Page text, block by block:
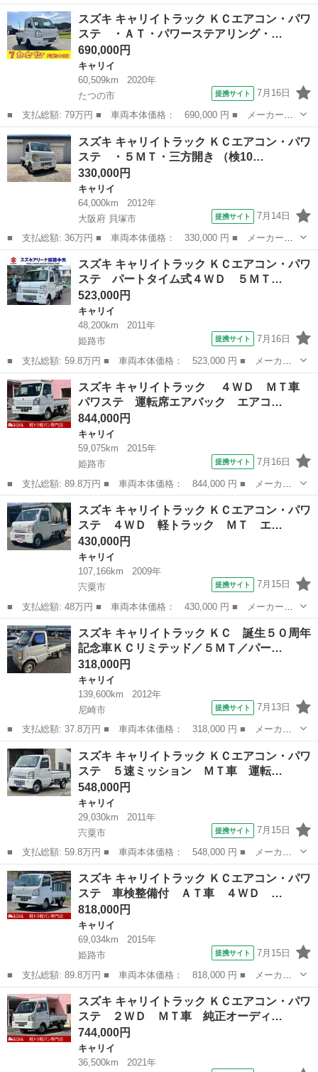
名： スズキ ■ 車種名： キャリイトラック ■ グレード名： 頑
丈ダンプ ４ＷＤ ＨＩ－ＬＯ切替式 ＡＢＳ 土砂禁ダンプ ５速
マニュアル...
兵庫 淡路市 キャリイ
スズキ キャリイトラック ＫＣエアコン・パワ
ステ ・ＡＴ・パワーステアリング・…
690,000円
キャリイ
60,509km
2020年
たつの市
提携サイト 7月16日
■ 支払総額: 79万円 ■ 車両本体価格： 690,000 円 ■ メーカー
名： スズキ ■ 車種名： キャリイトラック ■ グレード名： Ｋ
Ｃエアコン・パワステ ・ＡＴ・パワーステアリング・エアコン・純
正ラジオ ■ 排...
兵庫 たつの市 キャリイ
スズキ キャリイトラック ＫＣエアコン・パワ
ステ ・５ＭＴ・三方開き （検10…
330,000円
キャリイ
64,000km
2012年
大阪府 貝塚市
提携サイト 7月14日
■ 支払総額: 36万円 ■ 車両本体価格： 330,000 円 ■ メーカー
名： スズキ ■ 車種名： キャリイトラック ■ グレード名： Ｋ
Ｃエアコン・パワステ ・５ＭＴ・三方開き ■ 排気量： 660cc ■
ドア枚...
大阪 貝塚市 キャリイ
スズキ キャリイトラック ＫＣエアコン・パワ
ステ パートタイム式４ＷＤ ５ＭＴ…
523,000円
キャリイ
48,200km
2011年
姫路市
提携サイト 7月16日
■ 支払総額: 59.8万円 ■ 車両本体価格： 523,000 円 ■ メーカー
名： スズキ ■ 車種名： キャリイトラック ■ グレード名： Ｋ
Ｃエアコン・パワステ パートタイム式４ＷＤ ５ＭＴ ３方開き
■ 排気量：...
兵庫 姫路市 キャリイ
スズキ キャリイトラック ４ＷＤ ＭＴ車
パワステ 運転席エアバック エアコ…
844,000円
キャリイ
59,075km
2015年
姫路市
提携サイト 7月16日
■ 支払総額: 89.8万円 ■ 車両本体価格： 844,000 円 ■ メーカー
名： スズキ ■ 車種名： キャリイトラック ■ グレード名：
４ＷＤ ＭＴ車 パワステ 運転席エアバック エアコンクーラー
荷台マット ...
兵庫 姫路市 キャリイ
スズキ キャリイトラック ＫＣエアコン・パワ
ステ ４ＷＤ 軽トラック ＭＴ エ…
430,000円
キャリイ
107,166km
2009年
宍粟市
提携サイト 7月15日
■ 支払総額: 48万円 ■ 車両本体価格： 430,000 円 ■ メーカー
名： スズキ ■ 車種名： キャリイトラック ■ グレード名： Ｋ
Ｃエアコン・パワステ ４ＷＤ 軽トラック ＭＴ エアコン パワ
ーステアリング ...
兵庫 宍粟市 キャリイ
スズキ キャリイトラック ＫＣ 誕生５０周年
記念車ＫＣリミテッド／５ＭＴ／パー…
318,000円
キャリイ
139,600km
2012年
尼崎市
提携サイト 7月13日
■ 支払総額: 37.8万円 ■ 車両本体価格： 318,000 円 ■ メーカー
名： スズキ ■ 車種名： キャリイトラック ■ グレード名： Ｋ
Ｃ 誕生５０周年記念車ＫＣリミテッド／５ＭＴ／パートタイム４Ｗ
Ｄ／キーレス...
兵庫 尼崎市 キャリイ
スズキ キャリイトラック ＫＣエアコン・パワ
ステ ５速ミッション ＭＴ車 運転…
548,000円
キャリイ
29,030km
2011年
宍粟市
提携サイト 7月15日
■ 支払総額: 59.8万円 ■ 車両本体価格： 548,000 円 ■ メーカー
名： スズキ ■ 車種名： キャリイトラック ■ グレード名： Ｋ
Ｃエアコン・パワステ ５速ミッション ＭＴ車 運転席エアバッ
ク ４ＷＤ オ...
兵庫 宍粟市 キャリイ
スズキ キャリイトラック ＫＣエアコン・パワ
ステ 車検整備付 ＡＴ車 ４ＷＤ …
818,000円
キャリイ
69,034km
2015年
姫路市
提携サイト 7月15日
■ 支払総額: 89.8万円 ■ 車両本体価格： 818,000 円 ■ メーカー
名： スズキ ■ 車種名： キャリイトラック ■ グレード名： Ｋ
Ｃエアコン・パワステ 車検整備付 ＡＴ車 ４ＷＤ エアコン パ
ワステ 運転...
兵庫 姫路市 キャリイ
スズキ キャリイトラック ＫＣエアコン・パワ
ステ ２ＷＤ ＭＴ車 純正オーディ…
744,000円
キャリイ
36,500km
2021年